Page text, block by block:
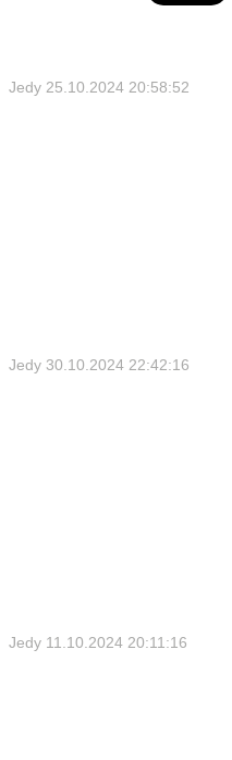
Jedy 25.10.2024 20:58:52
Jedy 30.10.2024 22:42:16
Jedy 11.10.2024 20:11:16